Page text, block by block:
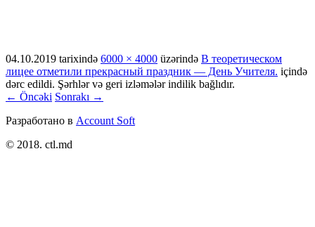
04.10.2019 tarixində 6000 × 4000 üzərində В теоретическом
лицее отметили прекрасный праздник — День Учителя. içində
dərc edildi. Şərhlər və geri izləmələr indilik bağlıdır.
← Öncəki Sonrakı →
Разработано в Account Soft
© 2018. ctl.md